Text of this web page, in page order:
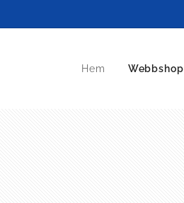
Hem Webbshop